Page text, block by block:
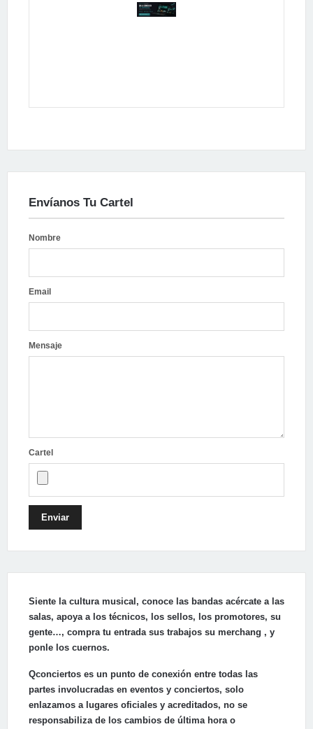
Publicidad
Envíanos Tu Cartel
Nombre
Email
Mensaje
Cartel
Enviar
Siente la cultura musical, conoce las bandas acércate a las
salas, apoya a los técnicos, los sellos, los promotores, su
gente…, compra tu entrada sus trabajos su merchang , y
ponle los cuernos.
Qconciertos es un punto de conexión entre todas las
partes involucradas en eventos y conciertos, solo
enlazamos a lugares oficiales y acreditados, no se
responsabiliza de los cambios de última hora o